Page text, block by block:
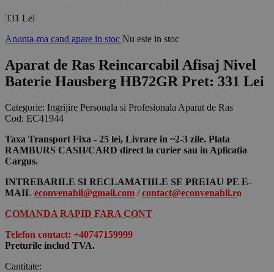
331 Lei
Anunta-ma cand apare in stoc Nu este in stoc
Aparat de Ras Reincarcabil Afisaj Nivel
Baterie Hausberg HB72GR Pret: 331 Lei
Categorie: Ingrijire Personala si Profesionala Aparat de Ras
Cod: EC41944
Taxa Transport Fixa - 25 lei, Livrare in ~2-3 zile. Plata
RAMBURS CASH/CARD direct la curier sau in Aplicatia
Cargus.
INTREBARILE SI RECLAMATIILE SE PREIAU PE E-
MAIL econvenabil@gmail.com /contact@econvenabil.ro
COMANDA RAPID FARA CONT
Telefon contact: +40747159999
Preturile includ TVA.
Cantitate: